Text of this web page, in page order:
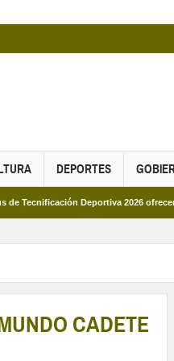
DEPORTES
Deportiva 2026 ofrecen cuatro
CADETE